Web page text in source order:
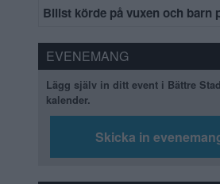
Bilist körde på vuxen och barn
EVENEMANG
Lägg själv in ditt event i Bättre
kalender.
Skicka in